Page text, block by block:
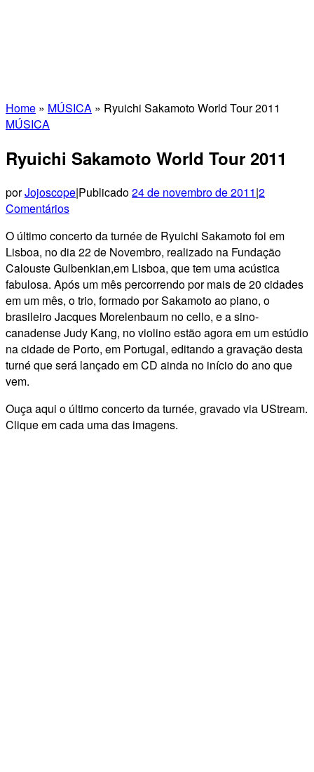
Home » MÚSICA » Ryuichi Sakamoto World Tour 2011
MÚSICA
Ryuichi Sakamoto World Tour 2011
porJojoscope|Publicado24 de novembro de 2011|2
Comentários
O último concerto da turnée de Ryuichi Sakamoto foi em
Lisboa, no dia 22 de Novembro, realizado na Fundação
Calouste Gulbenkian,em Lisboa, que tem uma acústica
fabulosa. Após um mês percorrendo por mais de 20 cidades
em um mês, o trio, formado por Sakamoto ao piano, o
brasileiro Jacques Morelenbaum no cello, e a sino-
canadense Judy Kang, no violino estão agora em um estúdio
na cidade de Porto, em Portugal, editando a gravação desta
turné que será lançado em CD ainda no início do ano que
vem.
Ouça aqui o último concerto da turnée, gravado via UStream.
Clique em cada uma das imagens.